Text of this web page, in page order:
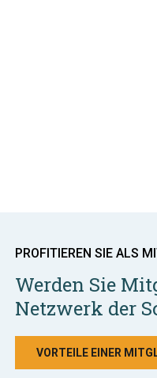
PROFITIEREN SIE ALS
Werden Sie
Netzwerk der
VORTEILE EINER